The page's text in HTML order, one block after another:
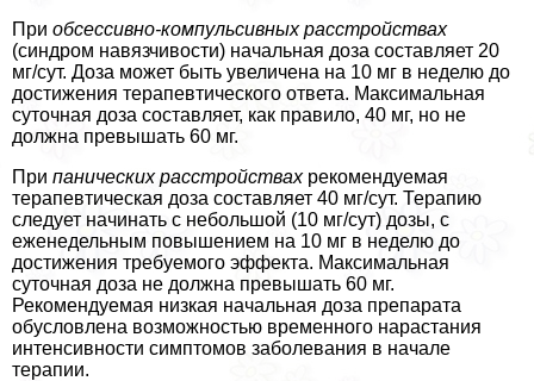
При обсессивно-компульсивных расстройствах
(синдром навязчивости) начальная доза составляет 20
мг/сут. Доза может быть увеличена на 10 мг в неделю до
достижения терапевтического ответа. Максимальная
суточная доза составляет, как правило, 40 мг, но не
должна превышать 60 мг.
При панических расстройствахрекомендуемая
терапевтическая доза составляет 40 мг/сут. Терапию
следует начинать с небольшой (10 мг/сут) дозы, с
еженедельным повышением на 10 мг в неделю до
достижения требуемого эффекта. Максимальная
суточная доза не должна превышать 60 мг.
Рекомендуемая низкая начальная доза препарата
обусловлена возможностью временного нарастания
интенсивности симптомов заболевания в начале
терапии.